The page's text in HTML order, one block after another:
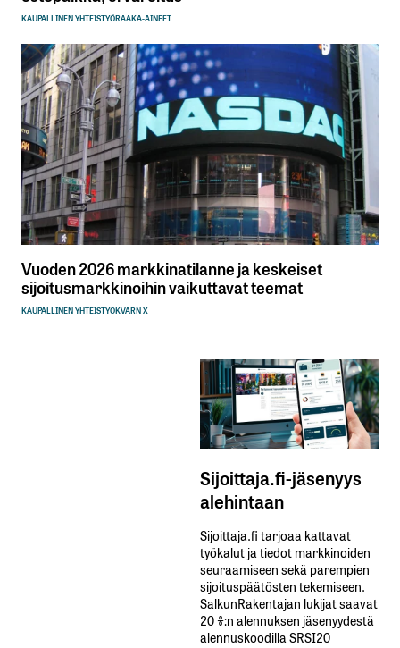
KAUPALLINEN YHTEISTYÖRAAKA-AINEET
Vuoden 2026 markkinatilanne ja keskeiset
sijoitusmarkkinoihin vaikuttavat teemat
KAUPALLINEN YHTEISTYÖKVARN X
Sijoittaja.fi-jäsenyys
alehintaan
Sijoittaja.fi tarjoaa kattavat
työkalut ja tiedot markkinoiden
seuraamiseen sekä parempien
sijoituspäätösten tekemiseen.
SalkunRakentajan lukijat saavat
20 %:n alennuksen jäsenyydestä
alennuskoodilla SRSI20